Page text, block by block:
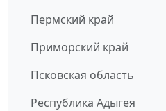
Пермский край
Приморский край
Псковская область
Республика Адыгея